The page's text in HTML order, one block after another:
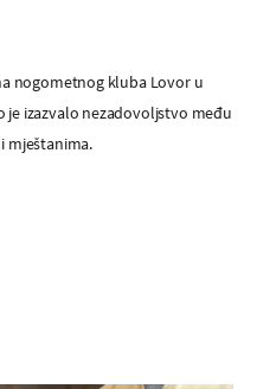
nogometnog kluba Lovor u
je izazvalo nezadovoljstvo među
mještanima.